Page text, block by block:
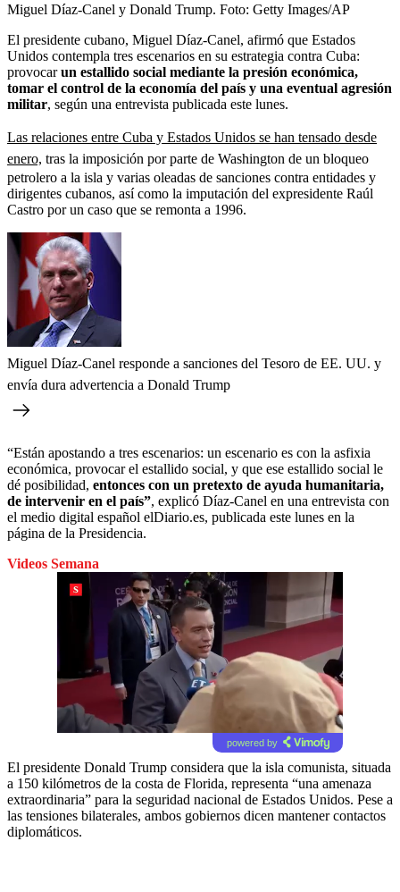
Miguel Díaz-Canel y Donald Trump. Foto: Getty Images/AP
El presidente cubano, Miguel Díaz-Canel, afirmó que Estados
Unidos contempla tres escenarios en su estrategia contra Cuba:
provocarun estallido social mediante la presión económica,
tomar el control de la economía del país y una eventual agresión
militar, según una entrevista publicada este lunes.
Las relaciones entre Cuba y Estados Unidos se han tensado desde
enero, tras la imposición por parte de Washington de un bloqueo
petrolero a la isla y varias oleadas de sanciones contra entidades y
dirigentes cubanos, así como la imputación del expresidente Raúl
Castro por un caso que se remonta a 1996.
Miguel Díaz-Canel responde a sanciones del Tesoro de EE. UU. y
envía dura advertencia a Donald Trump
“Están apostando a tres escenarios: un escenario es con la asfixia
económica, provocar el estallido social, y que ese estallido social le
dé posibilidad, entonces con un pretexto de ayuda humanitaria,
de intervenir en el país”, explicó Díaz-Canel en una entrevista con
el medio digital español elDiario.es, publicada este lunes en la
página de la Presidencia.
Videos Semana
powered by
El presidente Donald Trump considera que la isla comunista, situada
a 150 kilómetros de la costa de Florida, representa “una amenaza
extraordinaria” para la seguridad nacional de Estados Unidos. Pese a
las tensiones bilaterales, ambos gobiernos dicen mantener contactos
diplomáticos.